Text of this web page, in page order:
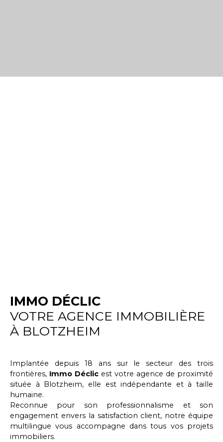
IMMO DÉCLIC
VOTRE AGENCE IMMOBILIÈRE
À BLOTZHEIM
Implantée depuis 18 ans sur le secteur des trois
frontières, Immo Déclic est votre agence de proximité
située à
Blotzheim, elle est indépendante et à taille
humaine.
Reconnue pour son professionnalisme et son
engagement envers la satisfaction client, notre équipe
multilingue vous accompagne dans tous vos projets
immobiliers.